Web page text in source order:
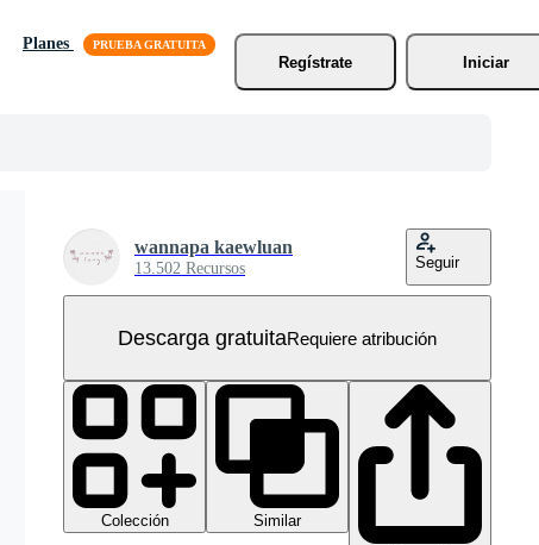
Planes
Regístrate
Iniciar
wannapa kaewluan
13.502 Recursos Seguir
Descarga gratuitaRequiere atribución
Colección
Similar